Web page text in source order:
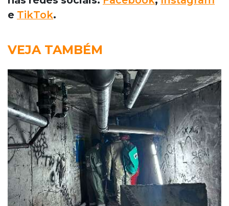
e TikTok.
VEJA TAMBÉM